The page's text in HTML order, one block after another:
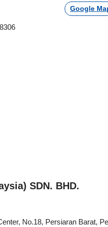
Google
SDN. BHD.
No.18, Persiaran Barat,